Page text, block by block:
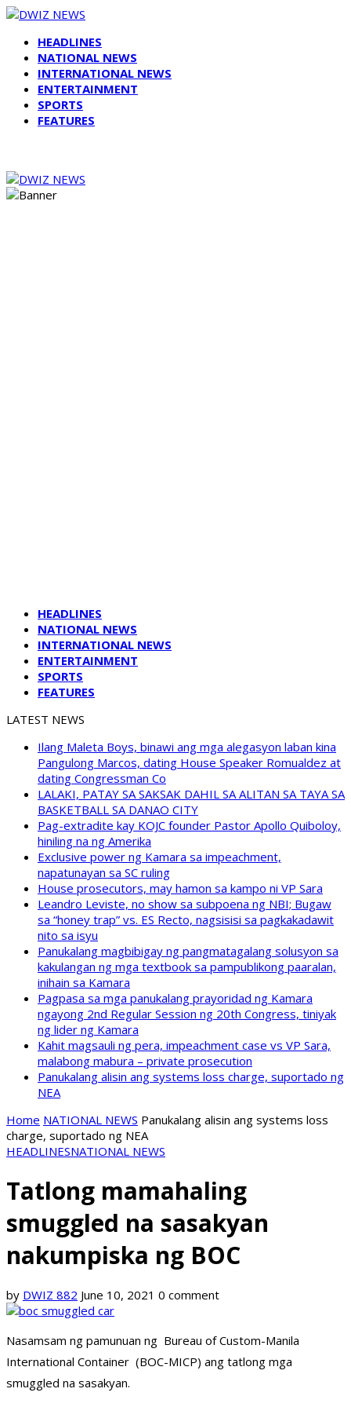
HEADLINES
NATIONAL NEWS
INTERNATIONAL NEWS
ENTERTAINMENT
SPORTS
FEATURES
HEADLINES
NATIONAL NEWS
INTERNATIONAL NEWS
ENTERTAINMENT
SPORTS
FEATURES
LATEST NEWS
Ilang Maleta Boys, binawi ang mga alegasyon laban kina
Pangulong Marcos, dating House Speaker Romualdez at
dating Congressman Co
LALAKI, PATAY SA SAKSAK DAHIL SA ALITAN SA TAYA SA
BASKETBALL SA DANAO CITY
Pag-extradite kay KOJC founder Pastor Apollo Quiboloy,
hiniling na ng Amerika
Exclusive power ng Kamara sa impeachment,
napatunayan sa SC ruling
House prosecutors, may hamon sa kampo ni VP Sara
Leandro Leviste, no show sa subpoena ng NBI; Bugaw
sa “honey trap” vs. ES Recto, nagsisisi sa pagkakadawit
nito sa isyu
Panukalang magbibigay ng pangmatagalang solusyon sa
kakulangan ng mga textbook sa pampublikong paaralan,
inihain sa Kamara
Pagpasa sa mga panukalang prayoridad ng Kamara
ngayong 2nd Regular Session ng 20th Congress, tiniyak
ng lider ng Kamara
Kahit magsauli ng pera, impeachment case vs VP Sara,
malabong mabura – private prosecution
Panukalang alisin ang systems loss charge, suportado ng
NEA
Home NATIONAL NEWS Panukalang alisin ang systems loss
charge, suportado ng NEA
HEADLINESNATIONAL NEWS
Tatlong mamahaling
smuggled na sasakyan
nakumpiska ng BOC
by DWIZ 882 June 10, 2021 0 comment
Nasamsam ng pamunuan ng Bureau of Custom-Manila
International Container (BOC-MICP) ang tatlong mga
smuggled na sasakyan.